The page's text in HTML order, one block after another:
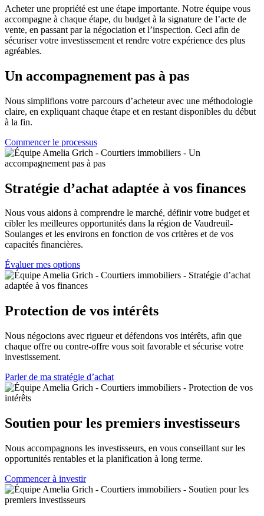
Acheter une propriété est une étape importante. Notre équipe vous
accompagne à chaque étape, du budget à la signature de l’acte de
vente, en passant par la négociation et l’inspection. Ceci afin de
sécuriser votre investissement et rendre votre expérience des plus
agréables.
Un accompagnement pas à pas
Nous simplifions votre parcours d’acheteur avec une méthodologie
claire, en expliquant chaque étape et en restant disponibles du début
à la fin.
Commencer le processus
Stratégie d’achat adaptée à vos finances
Nous vous aidons à comprendre le marché, définir votre budget et
cibler les meilleures opportunités dans la région de Vaudreuil-
Soulanges et les environs en fonction de vos critères et de vos
capacités financières.
Évaluer mes options
Protection de vos intérêts
Nous négocions avec rigueur et défendons vos intérêts, afin que
chaque offre ou contre-offre vous soit favorable et sécurise votre
investissement.
Parler de ma stratégie d’achat
Soutien pour les premiers investisseurs
Nous accompagnons les investisseurs, en vous conseillant sur les
opportunités rentables et la planification à long terme.
Commencer à investir